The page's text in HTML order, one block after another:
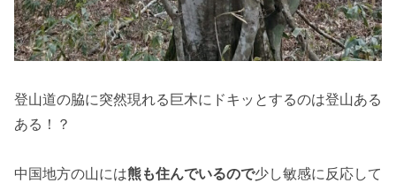
登山道の脇に突然現れる巨木にドキッとするのは登山ある
ある！？
中国地方の山には熊も住んでいるので少し敏感に反応して